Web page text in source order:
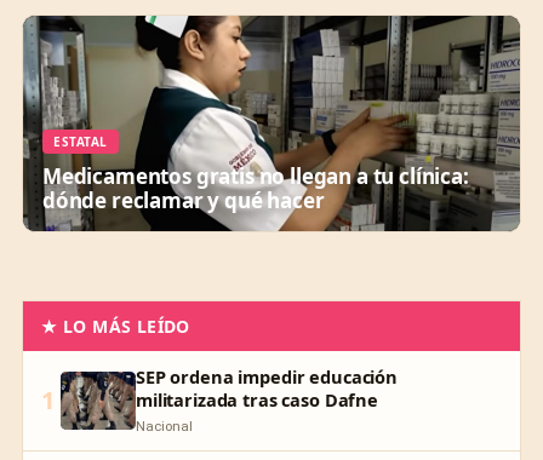
ESTATAL
Medicamentos gratis no llegan a tu clínica:
dónde reclamar y qué hacer
★ LO MÁS LEÍDO
1
SEP ordena impedir educación
militarizada tras caso Dafne
Nacional